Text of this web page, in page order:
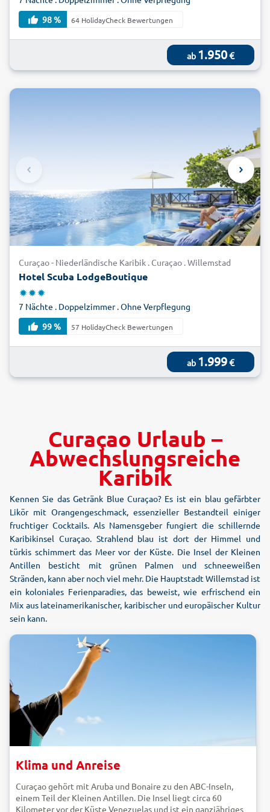
98 %
64 HolidayCheck Bewertungen
ab 1.950€
Curaçao - Niederländische Karibik . Curaçao . Willemstad
Hotel Scuba LodgeBoutique
7 Nächte . Doppelzimmer . Ohne Verpflegung
99 %
57 HolidayCheck Bewertungen
ab 1.999€
Curaçao Urlaub –
Abwechslungsreiche
Karibik
Kennen Sie das Getränk Blue Curaçao? Es ist ein blau gefärbter
Likör mit Orangengeschmack, essenzieller Bestandteil einiger
fruchtiger Cocktails. Als Namensgeber fungiert die schillernde
Karibikinsel Curaçao. Strahlend blau ist dort der Himmel und
türkis schimmert das Meer vor der Küste. Die Insel der Kleinen
Antillen besticht mit grünen Palmen und schneeweißen
Stränden, kann aber noch viel mehr. Die Hauptstadt Willemstad ist
ein koloniales Ferienparadies, das beweist, wie erfrischend ein
Mix aus lateinamerikanischer, karibischer und europäischer Kultur
sein kann.
Klima und Anreise
Curaçao gehört mit Aruba und Bonaire zu den ABC-Inseln,
einem Teil der Kleinen Antillen. Die Insel liegt circa 60
Kilometer vor der Küste Venezuelas und ist ein ganzjähriges